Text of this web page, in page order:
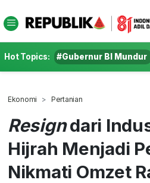
Hot Topics: #Gubernur BI Mundur
Ekonomi Pertanian
Resigndari
Hijrah Menjadi
Nikmati Omzet